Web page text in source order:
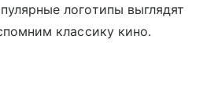
логотипы выглядят
классику кино.